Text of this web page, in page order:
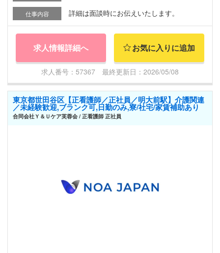
仕事内容 詳細は面談時にお伝えいたします。
求人情報詳細へ お気に入りに追加
求人番号：57367 最終更新日：2026/05/08
東京都世田谷区【正看護師／正社員／明大前駅】介護関連
／未経験歓迎,ブランク可,日勤のみ,寮/社宅/家賃補助あり
合同会社Ｙ＆Ｕケア芙蓉会 / 正看護師 正社員